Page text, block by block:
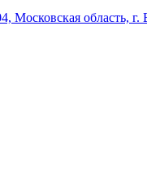
Московская область, г.